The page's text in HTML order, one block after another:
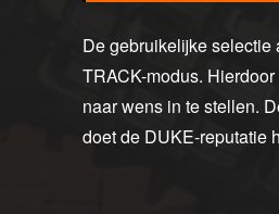
De gebruikelijke selectie
TRACK-modus.
naar wens in te stellen.
doet de DUKE-reputatie